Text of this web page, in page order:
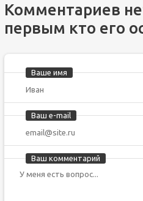
Комментариев
первым кто его
Ваше имя
Ваш e-mail
Ваш комментарий